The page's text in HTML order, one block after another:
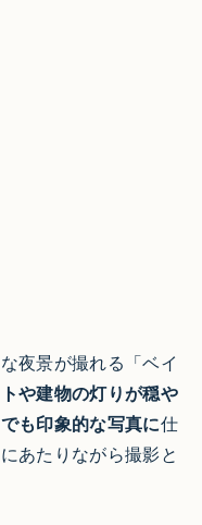
夜景が撮れる「ベイ
や建物の灯りが穏や
も印象的な写真に仕
あたりながら撮影と